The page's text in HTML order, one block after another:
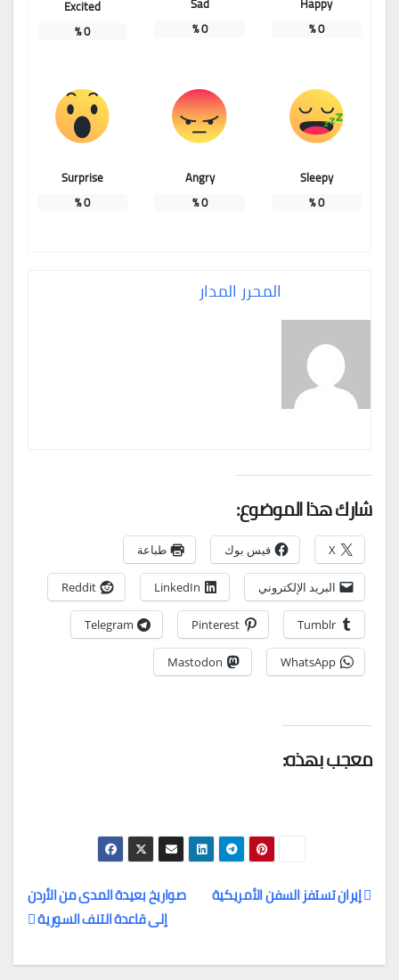
0
%
0
%
Excited
0
%
Sleepy
0
%
Angry
0
%
Surprise
0
%
المحرر المدار
شارك هذا الموضوع:
X فيس بوك طباعة
البريد الإلكتروني LinkedIn
Reddit
Tumblr
Pinterest
Telegram
WhatsApp
Mastodon
معجب بهذه:
المقالات
صواريخ بعيدة المدى من الأردن
إلى قاعدة التنف السورية
إيران تستفز السفن الأمريكية